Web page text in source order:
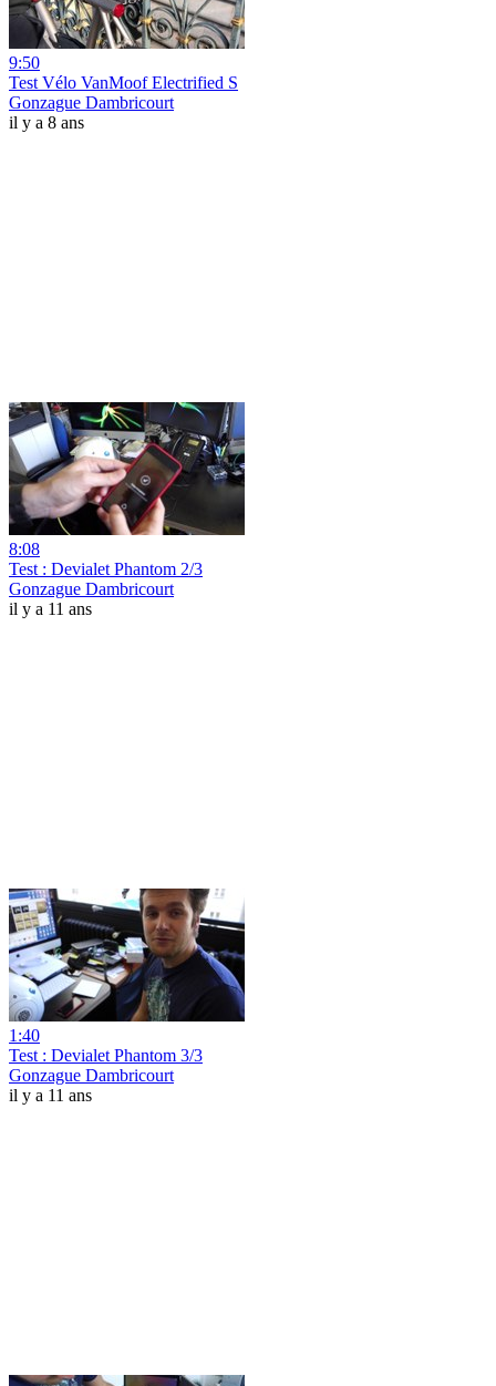
9:50
Test Vélo VanMoof Electrified S
Gonzague Dambricourt
il y a 8 ans
8:08
Test : Devialet Phantom 2/3
Gonzague Dambricourt
il y a 11 ans
1:40
Test : Devialet Phantom 3/3
Gonzague Dambricourt
il y a 11 ans